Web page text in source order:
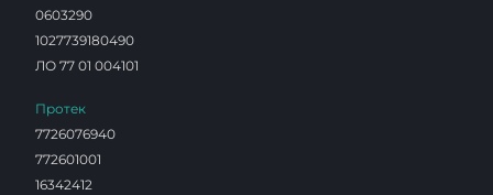
0603290
1027739180490
ЛО 77 01 004101
Протек
7726076940
772601001
16342412